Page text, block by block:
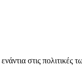
στις πολιτικές